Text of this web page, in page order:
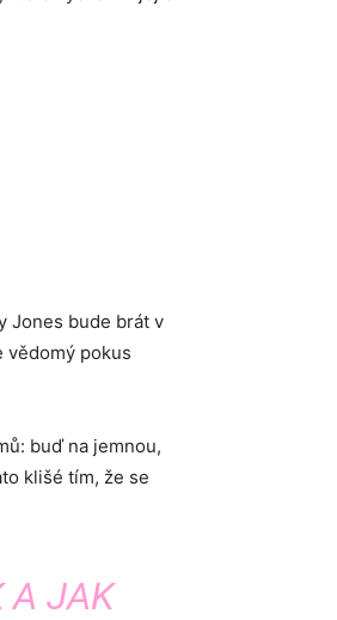
Jones bude brát v
vědomý pokus
buď na jemnou,
klišé tím, že se
A JAK